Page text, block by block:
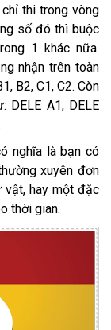
thi trong vòng
số đó thì buộc
1 khác nữa.
nhận trên toàn
B2, C1, C2. Còn
DELE A1, DELE
nghĩa là bạn có
xuyên đơn
vật, hay một đặc
thời gian.